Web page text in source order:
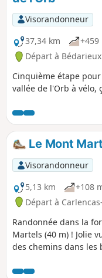
Visorandonneur
37,34 km
+459
Départ à
Cinquième étape
vallée de l'Orb à vélo,
Le Mont
Visorandonneur
5,13 km
+108
Départ à
Randonnée dans la
Martels (40 m) ! Jolie
des chemins dans les